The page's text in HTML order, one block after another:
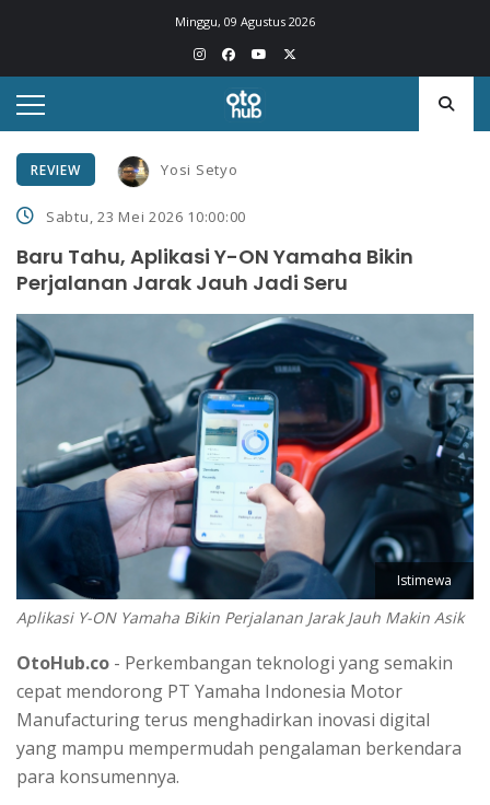
Minggu, 09 Agustus 2026
REVIEW Yosi Setyo
Sabtu, 23 Mei 2026 10:00:00
Baru Tahu, Aplikasi Y-ON Yamaha Bikin
Perjalanan Jarak Jauh Jadi Seru
Istimewa
Aplikasi Y-ON Yamaha Bikin Perjalanan Jarak Jauh Makin Asik
OtoHub.co - Perkembangan teknologi yang semakin
cepat mendorong PT Yamaha Indonesia Motor
Manufacturing terus menghadirkan inovasi digital
yang mampu mempermudah pengalaman berkendara
para konsumennya.